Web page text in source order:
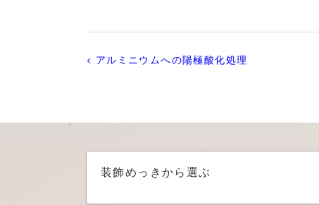
アルミニウムへの陽極酸化処理
装飾めっきから選ぶ